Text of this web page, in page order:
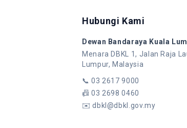
Hubungi Kami
Dewan Bandaraya Kuala
Menara DBKL 1, Jalan Raja
Lumpur, Malaysia
📞03 2617 9000
📠03 2698 0460
✉️dbkl@dbkl.gov.my